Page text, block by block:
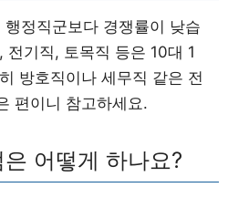
정직군보다 경쟁률이 낮습
전기직, 토목직 등은 10대 1
방호직이나 세무직 같은 전
편이니 참고하세요.
어떻게 하나요?